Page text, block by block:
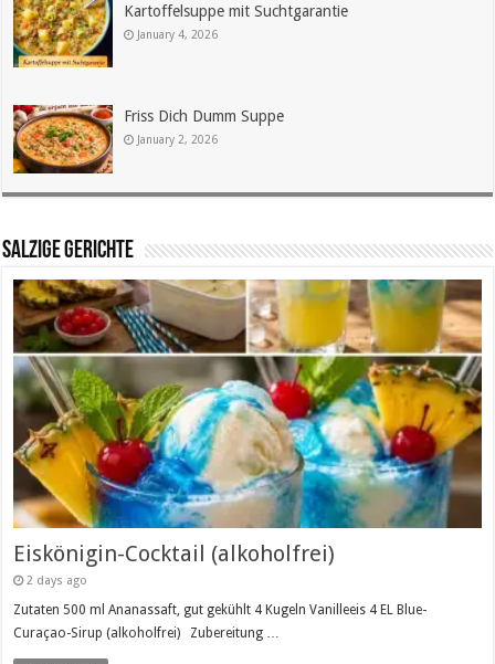
Kartoffelsuppe mit Suchtgarantie
January 4, 2026
Friss Dich Dumm Suppe
January 2, 2026
SALZIGE GERICHTE
Eiskönigin-Cocktail (alkoholfrei)
2 days ago
Zutaten 500 ml Ananassaft, gut gekühlt 4 Kugeln Vanilleeis 4 EL Blue-
Curaçao-Sirup (alkoholfrei) Zubereitung …